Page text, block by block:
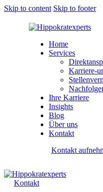
Skip to content Skip to footer
Home
Services
Karriere-
Ihre Karriere
Insights
Blog
Über uns
Kontakt
Kontakt
Kontakt